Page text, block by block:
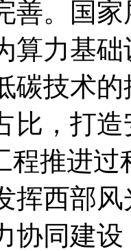
善。国
算力基
碳技术
比，打
程推进
挥西部
协同建